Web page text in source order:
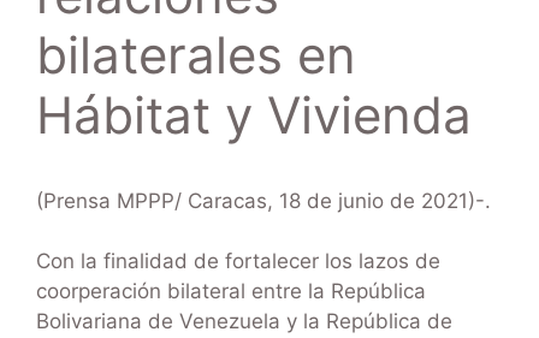
bilaterales en
Hábitat y Vivienda
(Prensa MPPP/ Caracas, 18 de junio de 2021)-.
Con la finalidad de fortalecer los lazos de
coorperación bilateral entre la República
Bolivariana de Venezuela y la República de